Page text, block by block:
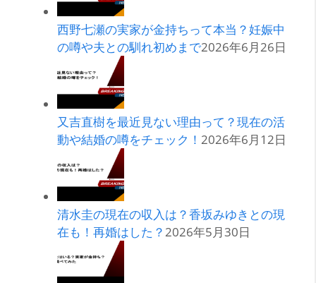
西野七瀬の実家が金持ちって本当？妊娠中
の噂や夫との馴れ初めまで2026年6月26日
又吉直樹を最近見ない理由って？現在の活
動や結婚の噂をチェック！ 2026年6月12日
清水圭の現在の収入は？香坂みゆきとの現
在も！再婚はした？2026年5月30日